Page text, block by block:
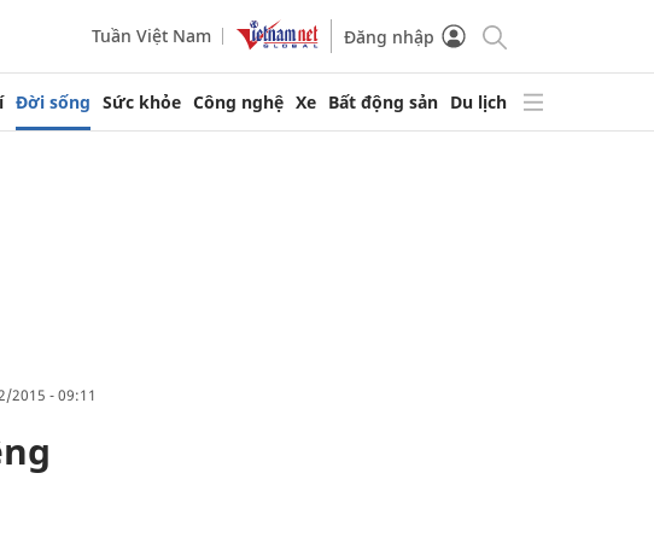
Tuần Việt Nam Đăng nhập
Đời sống Sức khỏe Công nghệ Xe Bất động sản Du lịch
2015 - 09:11